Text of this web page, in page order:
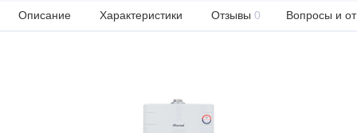
Описание Характеристики Отзывы 0 Вопросы и